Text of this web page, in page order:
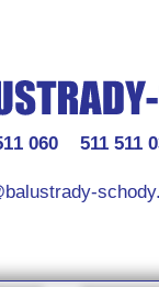
060 511 511